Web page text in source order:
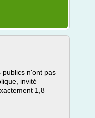
publics n'ont pas
invité
1,8